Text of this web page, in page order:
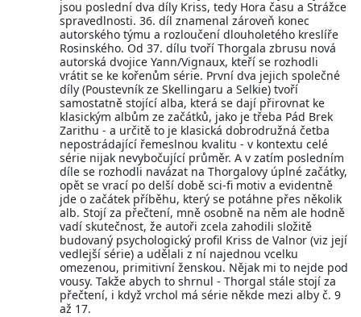
jsou poslední dva díly Kriss, tedy Hora času a Strážce
spravedlnosti. 36. díl znamenal zároveň konec
autorského týmu a rozloučení dlouholetého kreslíře
Rosinského. Od 37. dílu tvoří Thorgala zbrusu nová
autorská dvojice Yann/Vignaux, kteří se rozhodli
vrátit se ke kořenům série. První dva jejich společné
díly (Poustevník ze Skellingaru a Selkie) tvoří
samostatně stojící alba, která se dají přirovnat ke
klasickým albům ze začátků, jako je třeba Pád Brek
Zarithu - a určitě to je klasická dobrodružná četba
nepostrádající řemeslnou kvalitu - v kontextu celé
série nijak nevybočující průměr. A v zatím posledním
díle se rozhodli navázat na Thorgalovy úplné začátky,
opět se vrací po delší době sci-fi motiv a evidentně
jde o začátek příběhu, který se potáhne přes několik
alb. Stojí za přečtení, mně osobně na něm ale hodně
vadí skutečnost, že autoři zcela zahodili složitě
budovaný psychologický profil Kriss de Valnor (viz její
vedlejší série) a udělali z ní najednou vcelku
omezenou, primitivní ženskou. Nějak mi to nejde pod
vousy. Takže abych to shrnul - Thorgal stále stojí za
přečtení, i když vrchol má série někde mezi alby č. 9
až 17.